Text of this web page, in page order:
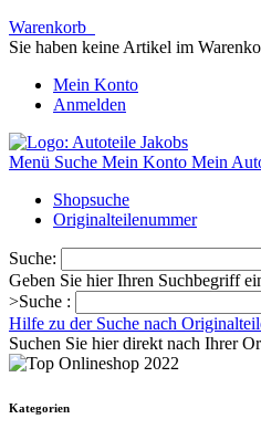
Warenkorb
Sie haben keine Artikel im
Mein Konto
Anmelden
Menü Suche Mein Konto Mein
Shopsuche
Originalteilenummer
Suche:
Geben Sie hier Ihren Suchbegriff
>Suche :
Hilfe zu der Suche nach
Suchen Sie hier direkt nach Ihrer
Kategorien